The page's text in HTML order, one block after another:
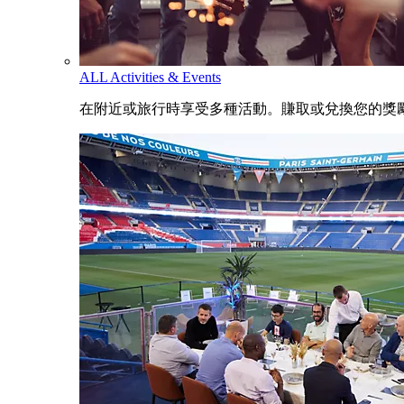
ALL Activities & Events
在附近或旅行時享受多種活動。賺取或兌換您的獎